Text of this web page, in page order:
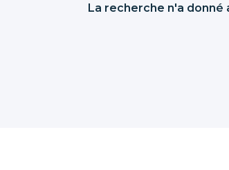
La recherche n'a donné